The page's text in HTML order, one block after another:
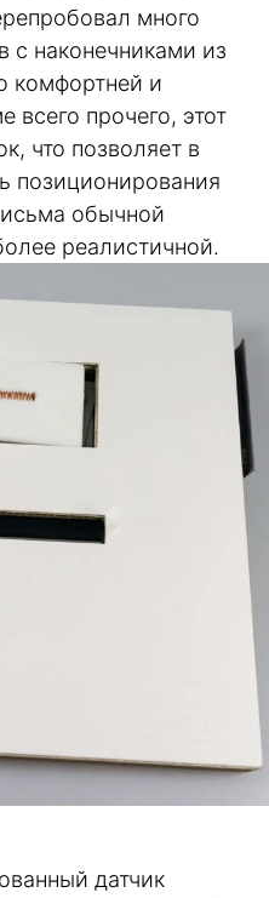
много
с наконечниками из
комфортней и
всего прочего, этот
что позволяет в
позиционирования
обычной
реалистичной.
датчик